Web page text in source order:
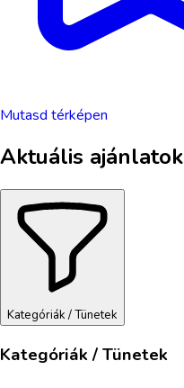
Mutasd térképen
Aktuális ajánlatok
Kategóriák / Tünetek
Kategóriák / Tünetek